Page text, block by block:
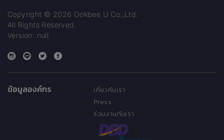
Copyright © 2026 Ookbee U Co.,Ltd.
All Rights Reserved.
Version: null
ข้อมูลองค์กร
เกี่ยวกับเรา
Press
ร่วมงานกับเรา